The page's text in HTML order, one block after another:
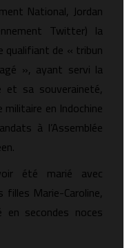
National, Jordan
Twitter) la
qualifiant de « tribun
», ayant servi la
sa souveraineté,
en Indochine
à l’Assemblée
été marié avec
Marie-Caroline,
secondes noces